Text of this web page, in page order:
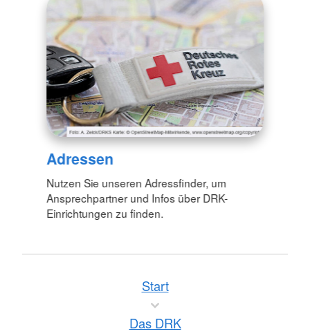
Adressen
Nutzen Sie unseren Adressfinder, um
Ansprechpartner und Infos über DRK-
Einrichtungen zu finden.
Start
Das DRK